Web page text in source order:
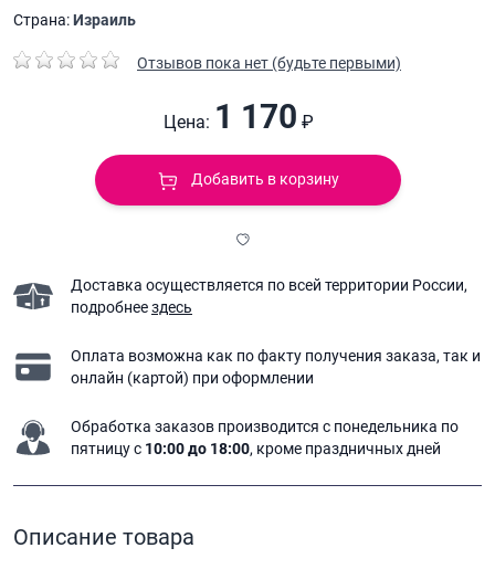
Страна:Израиль
Отзывов пока нет (будьте первыми)
Цена: 1 170 ₽
Добавить в корзину
Доставка осуществляется по всей территории России,
подробнеездесь
Оплата возможна как по факту получения заказа, так и
онлайн (картой) при оформлении
Обработка заказов производится с понедельника по
пятницу с 10:00 до 18:00, кроме праздничных дней
Описание товара